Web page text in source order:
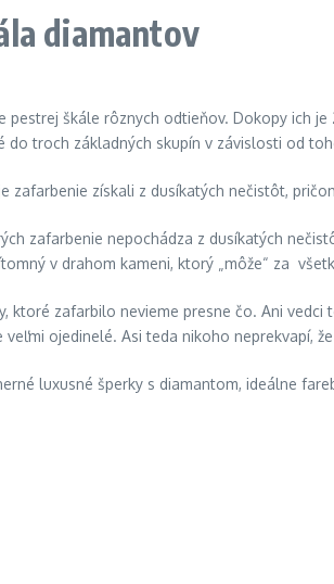
diamantov
pestrej škále rôznych odtieňov. Dokopy ich
do troch základných skupín v závislosti od
zafarbenie získali z dusíkatých nečistôt,
zafarbenie nepochádza z dusíkatých
v drahom kameni, ktorý „môže“ za
ktoré zafarbilo nevieme presne čo. Ani
ojedinelé. Asi teda nikoho neprekvapí,
luxusné šperky s diamantom, ideálne